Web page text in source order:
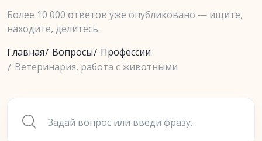
Более 10 000 ответов уже опубликовано — ищите,
находите, делитесь.
Главная
Вопросы
Профессии
Ветеринария, работа с животными